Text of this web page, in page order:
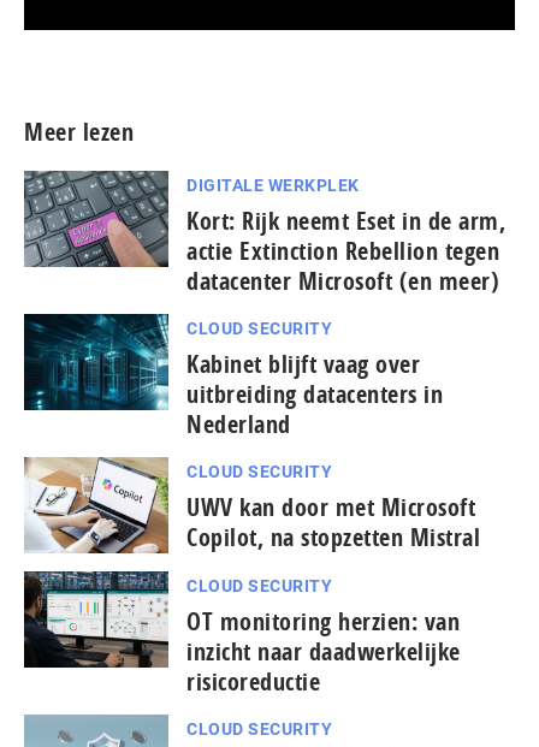
Meer lezen
DIGITALE WERKPLEK
Kort: Rijk neemt Eset in de arm,
actie Extinction Rebellion tegen
datacenter Microsoft (en meer)
CLOUD SECURITY
Kabinet blijft vaag over
uitbreiding datacenters in
Nederland
CLOUD SECURITY
UWV kan door met Microsoft
Copilot, na stopzetten Mistral
CLOUD SECURITY
OT monitoring herzien: van
inzicht naar daadwerkelijke
risicoreductie
CLOUD SECURITY